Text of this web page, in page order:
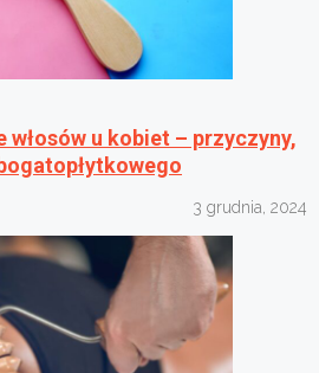
włosów u kobiet – przyczyny,
3 grudnia, 2024